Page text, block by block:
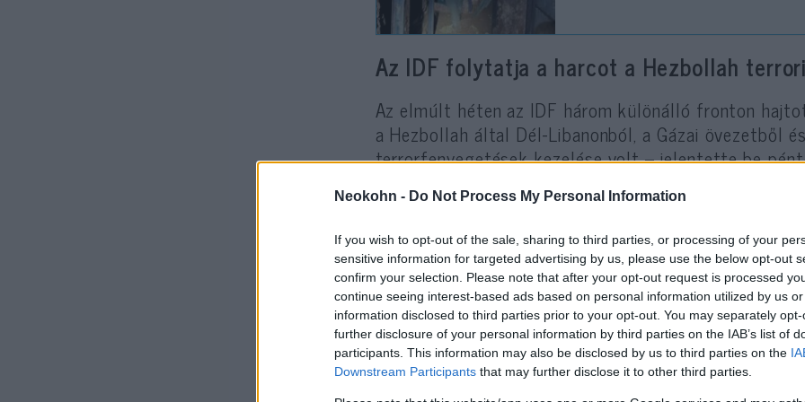
Neokohn - Do Not Process My Personal Information
If you wish to opt-out of the sale, sharing to third parties, or processing of your
sensitive information for targeted advertising by us, please use the below opt-out
confirm your selection. Please note that after your opt-out request is processed
continue seeing interest-based ads based on personal information utilized by us
information disclosed to third parties prior to your opt-out. You may separately
further disclosure of your personal information by third parties on the IAB’s list of
participants. This information may also be disclosed by us to third parties on the
Downstream Participants that may further disclose it to other third parties.
Az IDF folytatja a harcot a Hezbollah
Az elmúlt héten az IDF három különálló fronton
a Hezbollah által Dél-Libanonból, a Gázai övezetből
terrorfenyegetések kezelése volt –jelentette be
Izrael keleti és nyugati határai mentén is fellépett a
Dél-Libanonban az Izraeli Légierő
támadott meg, mintegy 80 terroristát
– jelentette az IDF. A The Jerusalem Pst szerint a
hajtottak végre a térségben, infrastruktúrát